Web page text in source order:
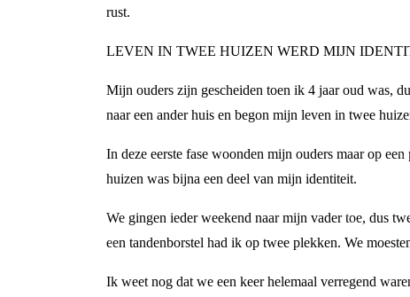
rust.
LEVEN IN TWEE HUIZEN WERD MIJN
Mijn ouders zijn gescheiden toen ik 4 jaar oud was,
naar een ander huis en begon mijn leven in twee
In deze eerste fase woonden mijn ouders maar op
huizen was bijna een deel van mijn identiteit.
We gingen ieder weekend naar mijn vader toe, dus
een tandenborstel had ik op twee plekken. We
Ik weet nog dat we een keer helemaal verregend